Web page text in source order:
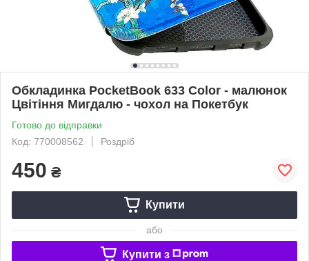
Обкладинка PocketBook 633 Color - малюнок
Цвітіння Мигдалю - чохол на Покетбук
Готово до відправки
Код: 770008562
Роздріб
450 ₴
Купити
або
Купити з